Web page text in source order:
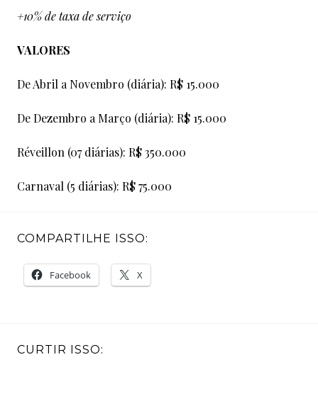
+10% de taxa de serviço
VALORES
De Abril a Novembro (diária): R$ 15.000
De Dezembro a Março (diária): R$ 15.000
Réveillon (07 diárias): R$ 350.000
Carnaval (5 diárias): R$ 75.000
COMPARTILHE ISSO:
Facebook X
CURTIR ISSO: